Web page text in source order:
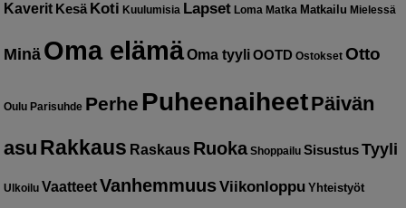
Kaverit Kesä Koti Kuulumisia Lapset Loma Matka Matkailu Mielessä
Minä Oma elämäOma tyyli OOTD Ostokset Otto
Oulu Parisuhde Perhe PuheenaiheetPäivän
asu Rakkaus Raskaus Ruoka Shoppailu Sisustus Tyyli
Ulkoilu VaatteetVanhemmuusViikonloppu Yhteistyöt